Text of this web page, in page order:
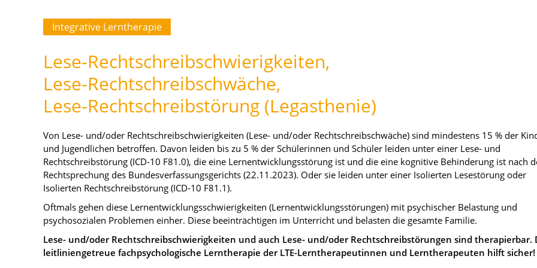
Integrative Lerntherapie
Lese-Rechtschreibschwierigkeiten,
Lese-Rechtschreibschwäche,
Lese-Rechtschreibstörung (Legasthenie)
Von Lese- und/oder Rechtschreibschwierigkeiten (Lese- und/oder Rechtschreibschwäche) sind mindestens 15 % der
und Jugendlichen betroffen. Davon leiden bis zu 5 % der Schülerinnen und Schüler leiden unter einer Lese- und
Rechtschreibstörung (ICD-10 F81.0), die eine Lernentwicklungsstörung ist und die eine kognitive Behinderung ist nach
Rechtsprechung des Bundesverfassungsgerichts (22.11.2023). Oder sie leiden unter einer Isolierten Lesestörung oder
Isolierten Rechtschreibstörung (ICD-10 F81.1).
Oftmals gehen diese Lernentwicklungsschwierigkeiten (Lernentwicklungsstörungen) mit psychischer Belastung und
psychosozialen Problemen einher. Diese beeinträchtigen im Unterricht und belasten die gesamte Familie.
Lese- und/oder Rechtschreibschwierigkeiten und auch Lese- und/oder Rechtschreibstörungen sind therapierbar.
leitliniengetreue fachpsychologische Lerntherapie der LTE-Lerntherapeutinnen und Lerntherapeuten hilft sicher!